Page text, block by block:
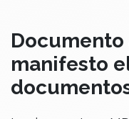
manifesto